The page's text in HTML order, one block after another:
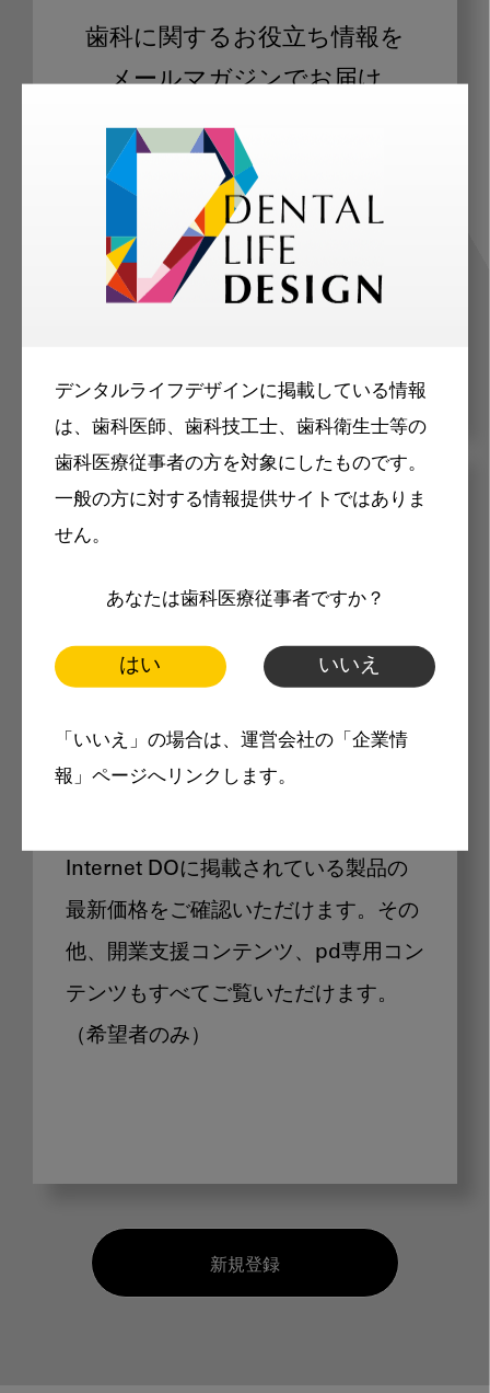
デンタルライフデザインに掲載している情報
は、歯科医師、歯科技工士、歯科衛生士等の
歯科医療従事者の方を対象にしたものです。
一般の方に対する情報提供サイトではありま
せん。
あなたは歯科医療従事者ですか？
はい いいえ
「いいえ」の場合は、運営会社の「企業情
報」ページへリンクします。
歯科に関するお役立ち情報を
メールマガジンでお届け
ご登録いただいた職種（歯科医師、歯
科衛生士、歯科技工士）に合わせた内
容のメールマガジンをお届けします。
メリット
製品価格も閲覧可能
Internet DOに掲載されている製品の
最新価格をご確認いただけます。その
他、開業支援コンテンツ、pd専用コン
テンツもすべてご覧いただけます。
（希望者のみ）
新規登録